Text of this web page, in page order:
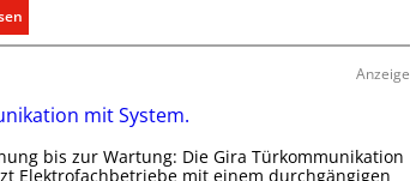
e
d
f
g
:
E
C
i
Anzeige
mit System.
bis zur Wartung: Die Gira Türkommunikation
Elektrofachbetriebe mit einem durchgängigen